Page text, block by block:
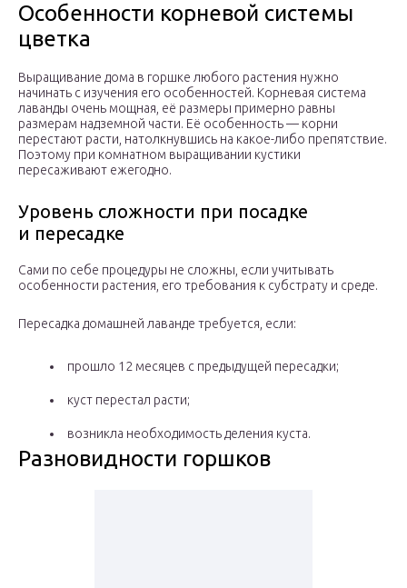
Особенности корневой системы
цветка
Выращивание дома в горшке любого растения нужно
начинать с изучения его особенностей. Корневая система
лаванды очень мощная, её размеры примерно равны
размерам надземной части. Её особенность — корни
перестают расти, натолкнувшись на какое-либо препятствие.
Поэтому при комнатном выращивании кустики
пересаживают ежегодно.
Уровень сложности при посадке
и пересадке
Сами по себе процедуры не сложны, если учитывать
особенности растения, его требования к субстрату и среде.
Пересадка домашней лаванде требуется, если:
прошло 12 месяцев с предыдущей пересадки;
куст перестал расти;
возникла необходимость деления куста.
Разновидности горшков